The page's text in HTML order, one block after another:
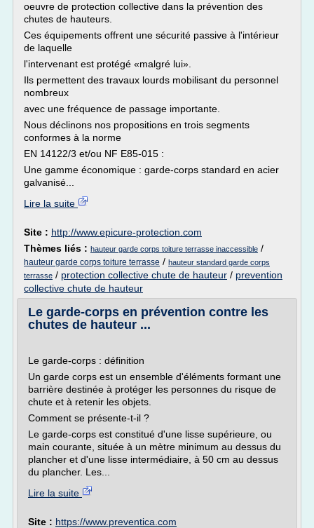
oeuvre de protection collective dans la prévention des
chutes de hauteurs.
Ces équipements offrent une sécurité passive à l'intérieur
de laquelle
l'intervenant est protégé «malgré lui».
Ils permettent des travaux lourds mobilisant du personnel
nombreux
avec une fréquence de passage importante.
Nous déclinons nos propositions en trois segments
conformes à la norme
EN 14122/3 et/ou NF E85-015 :
Une gamme économique : garde-corps standard en acier
galvanisé...
Lire la suite
Site : http://www.epicure-protection.com
Thèmes liés : hauteur garde corps toiture terrasse inaccessible /
hauteur garde corps toiture terrasse / hauteur standard garde corps
terrasse / protection collective chute de hauteur / prevention
collective chute de hauteur
Le garde-corps en prévention contre les
chutes de hauteur ...
Le garde-corps : définition
Un garde corps est un ensemble d'éléments formant une
barrière destinée à protéger les personnes du risque de
chute et à retenir les objets.
Comment se présente-t-il ?
Le garde-corps est constitué d'une lisse supérieure, ou
main courante, située à un mètre minimum au dessus du
plancher et d'une lisse intermédiaire, à 50 cm au dessus
du plancher. Les...
Lire la suite
Site : https://www.preventica.com